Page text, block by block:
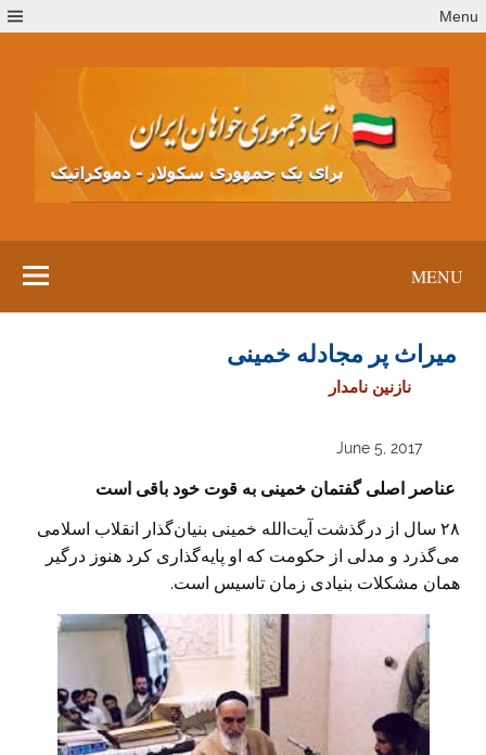
to
Menu
MENU
میراث پر مجادله خمینی
نازنین نامدار
June 5, 2017
عناصر اصلی گفتمان خمینی به قوت خود باقی است
۲۸ سال از درگذشت آیت‌الله خمینی بنیان‌گذار انقلاب اسلامی
می‌گذرد و مدلی از حکومت که او پایه‌گذاری کرد هنوز درگیر
همان مشکلات بنیادی زمان تاسیس است.